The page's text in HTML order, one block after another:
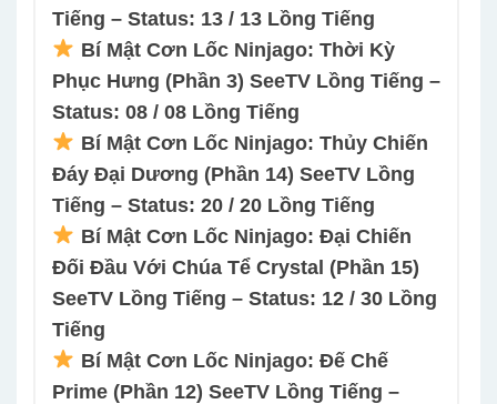
Tiếng – Status: 13 / 13 Lồng Tiếng
Bí Mật Cơn Lốc Ninjago: Thời Kỳ
Phục Hưng (Phần 3) SeeTV Lồng Tiếng –
Status: 08 / 08 Lồng Tiếng
Bí Mật Cơn Lốc Ninjago: Thủy Chiến
Đáy Đại Dương (Phần 14) SeeTV Lồng
Tiếng – Status: 20 / 20 Lồng Tiếng
Bí Mật Cơn Lốc Ninjago: Đại Chiến
Đối Đầu Với Chúa Tể Crystal (Phần 15)
SeeTV Lồng Tiếng – Status: 12 / 30 Lồng
Tiếng
Bí Mật Cơn Lốc Ninjago: Đế Chế
Prime (Phần 12) SeeTV Lồng Tiếng –